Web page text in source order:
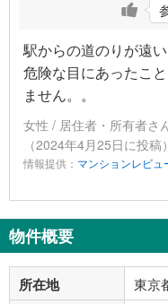
駅からの道のりが遠
危険な目にあったこ
ません。。
女性 / 居住者・所有者さ
（2024年4月25日に投稿）
情報提供： マンションレビュ
物件概要
所在地 東京